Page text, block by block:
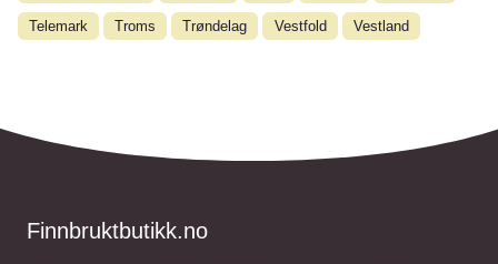
Telemark Troms Trøndelag Vestfold Vestland
Finnbruktbutikk.no